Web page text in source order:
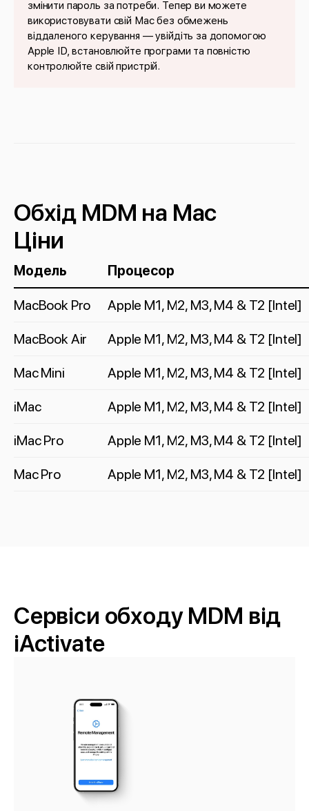
змінити пароль за потреби. Тепер ви можете
використовувати свій Mac без обмежень
віддаленого керування — увійдіть за допомогою
Apple ID, встановлюйте програми та повністю
контролюйте свій пристрій.
Обхід MDM на Mac
Ціни
Модель Процесор
MacBook Pro Apple M1, M2, M3, M4 & T2 [Intel]
MacBook Air Apple M1, M2, M3, M4 & T2 [Intel]
Mac Mini Apple M1, M2, M3, M4 & T2 [Intel]
iMac Apple M1, M2, M3, M4 & T2 [Intel]
iMac Pro Apple M1, M2, M3, M4 & T2 [Intel]
Mac Pro Apple M1, M2, M3, M4 & T2 [Intel]
Сервіси обходу MDM від
iActivate